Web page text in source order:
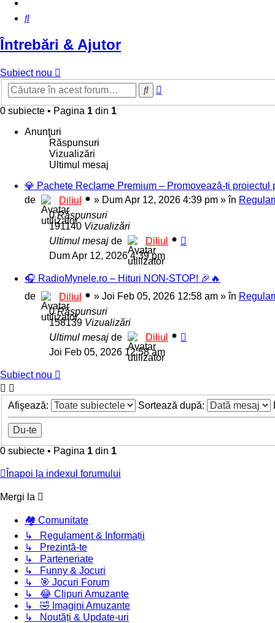
Căutare
Întrebări & Ajutor
Subiect nou
Căutare
0 subiecte • Pagina 1 din 1
Anunţuri
Răspunsuri
Vizualizări
Ultimul mesaj
💎 Pachete Reclame Premium – Promovează-ți proiectul
de
Diliul » Dum Apr 12, 2026 4:39 pm » în
0Răspunsuri
191140 Vizualizări
Ultimul mesaj de
Diliul
Dum Apr 12, 2026 4:39 pm
🎧 RadioMynele.ro – Hituri NON-STOP! 🎉🔥
de
Diliul » Joi Feb 05, 2026 12:58 am » în
0Răspunsuri
158139 Vizualizări
Ultimul mesaj de
Diliul
Joi Feb 05, 2026 12:58 am
Subiect nou
Afişează: Sortează după:
0 subiecte • Pagina 1 din 1
Înapoi la indexul forumului
Mergi la
🏘️ Comunitate
↳ Regulament & Informații
↳ Prezintă-te
↳ Parteneriate
↳ Funny & Jocuri
↳ 🎯 Jocuri Forum
↳ 😂 Clipuri Amuzante
↳ 🤣 Imagini Amuzante
↳ Noutăți & Update-uri